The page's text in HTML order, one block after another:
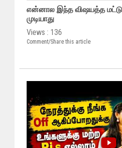
என்னால இந்த விஷயத்த
முடியாது
Views : 136
Comment/Share this article